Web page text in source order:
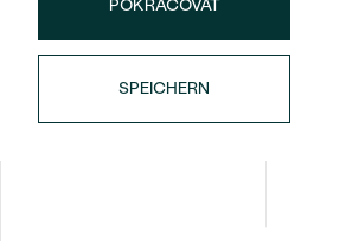
ANSEHEN
POKRAČOVAT
SPEICHERN